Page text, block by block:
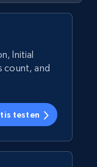
Initial
count, and
testen